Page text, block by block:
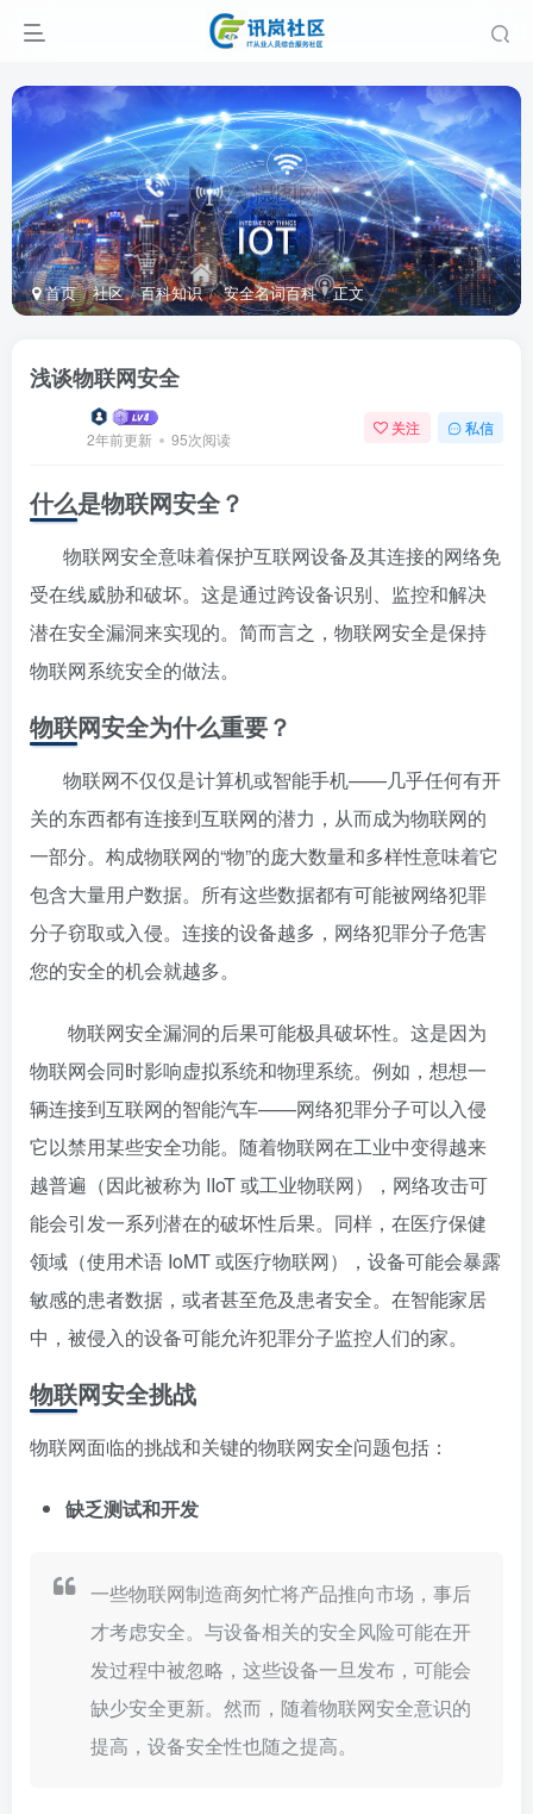
首页 社区 百科知识 安全名词百科 正文
浅谈物联网安全
2年前更新 95次阅读
关注 私信
什么是物联网安全？
物联网安全意味着保护互联网设备及其连接的网络免
受在线威胁和破坏。这是通过跨设备识别、监控和解决
潜在安全漏洞来实现的。简而言之，物联网安全是保持
物联网系统安全的做法。
物联网安全为什么重要？
物联网不仅仅是计算机或智能手机——几乎任何有开
关的东西都有连接到互联网的潜力，从而成为物联网的
一部分。构成物联网的“物”的庞大数量和多样性意味着它
包含大量用户数据。所有这些数据都有可能被网络犯罪
分子窃取或入侵。连接的设备越多，网络犯罪分子危害
您的安全的机会就越多。
物联网安全漏洞的后果可能极具破坏性。这是因为
物联网会同时影响虚拟系统和物理系统。例如，想想一
辆连接到互联网的智能汽车——网络犯罪分子可以入侵
它以禁用某些安全功能。随着物联网在工业中变得越来
越普遍（因此被称为 IIoT 或工业物联网），网络攻击可
能会引发一系列潜在的破坏性后果。同样，在医疗保健
领域（使用术语 IoMT 或医疗物联网），设备可能会暴露
敏感的患者数据，或者甚至危及患者安全。在智能家居
中，被侵入的设备可能允许犯罪分子监控人们的家。
物联网安全挑战
物联网面临的挑战和关键的物联网安全问题包括：
缺乏测试和开发
一些物联网制造商匆忙将产品推向市场，事后
才考虑安全。与设备相关的安全风险可能在开
发过程中被忽略，这些设备一旦发布，可能会
缺少安全更新。然而，随着物联网安全意识的
提高，设备安全性也随之提高。